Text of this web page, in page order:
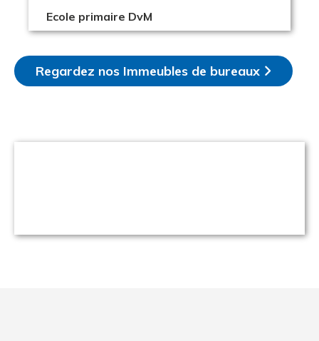
Ecole primaire DvM
Regardez nos Immeubles de bureaux